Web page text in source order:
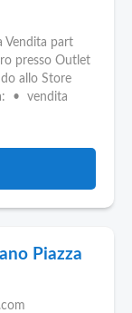
Vendita part
presso Outlet
allo Store
• vendita
Piazza